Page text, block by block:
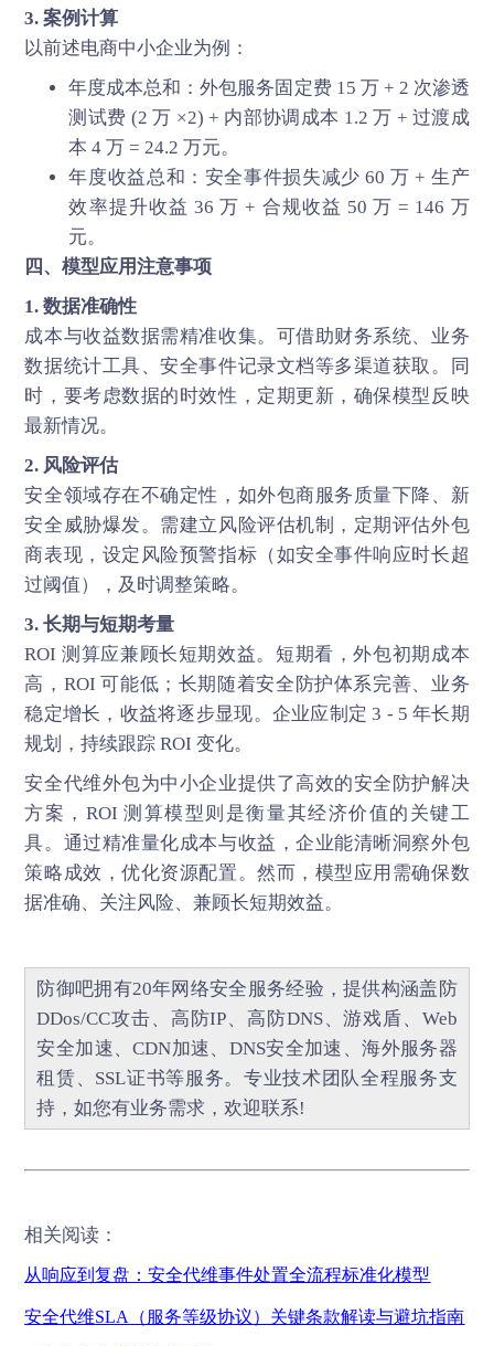
3. 案例计算
以前述电商中小企业为例：
年度成本总和：外包服务固定费 15 万 + 2 次渗透
测试费 (2 万 ×2) + 内部协调成本 1.2 万 + 过渡成
本 4 万 = 24.2 万元。
年度收益总和：安全事件损失减少 60 万 + 生产
效率提升收益 36 万 + 合规收益 50 万 = 146 万
元。
四、模型应用注意事项
1. 数据准确性
成本与收益数据需精准收集。可借助财务系统、业务
数据统计工具、安全事件记录文档等多渠道获取。同
时，要考虑数据的时效性，定期更新，确保模型反映
最新情况。
2. 风险评估
安全领域存在不确定性，如外包商服务质量下降、新
安全威胁爆发。需建立风险评估机制，定期评估外包
商表现，设定风险预警指标（如安全事件响应时长超
过阈值），及时调整策略。
3. 长期与短期考量
ROI 测算应兼顾长短期效益。短期看，外包初期成本
高，ROI 可能低；长期随着安全防护体系完善、业务
稳定增长，收益将逐步显现。企业应制定 3 - 5 年长期
规划，持续跟踪 ROI 变化。
安全代维外包为中小企业提供了高效的安全防护解决
方案，ROI 测算模型则是衡量其经济价值的关键工
具。通过精准量化成本与收益，企业能清晰洞察外包
策略成效，优化资源配置。然而，模型应用需确保数
据准确、关注风险、兼顾长短期效益。
防御吧拥有20年网络安全服务经验，提供构涵盖 防
DDos/CC攻击、 高防IP、高防DNS、游戏盾、 Web
安全加速、CDN加速、 DNS安全加速 、海外服务器
租赁、 SSL证书等服务。专业技术团队全程服务支
持，如您有业务需求，欢迎联系!
相关阅读：
从响应到复盘：安全代维事件处置全流程标准化模型
安全代维SLA （服务等级协议）关键条款解读与避坑指南